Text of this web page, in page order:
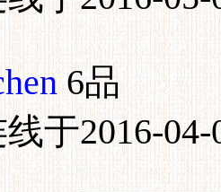
6品
于2016-04-